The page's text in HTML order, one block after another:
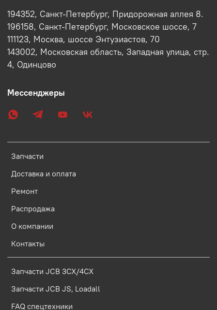
Запчасти
Доставка и оплата
Ремонт
Распродажа
О компании
Контакты
Запчасти JCB 3CX/4CX
Запчасти JCB JS, Loadall
FAQ спецтехники
194352, Санкт-Петербург, Придорожная аллея 8.
196158, Санкт-Петербург, Московское шоссе, 7
111123, Москва, шоссе Энтузиастов, 70
143002, Московская область, Западная улица, стр.
4, Одинцово
Мессенджеры